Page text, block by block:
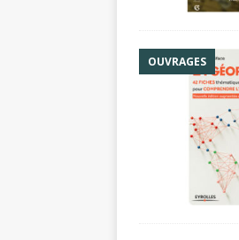
OUVRAGES